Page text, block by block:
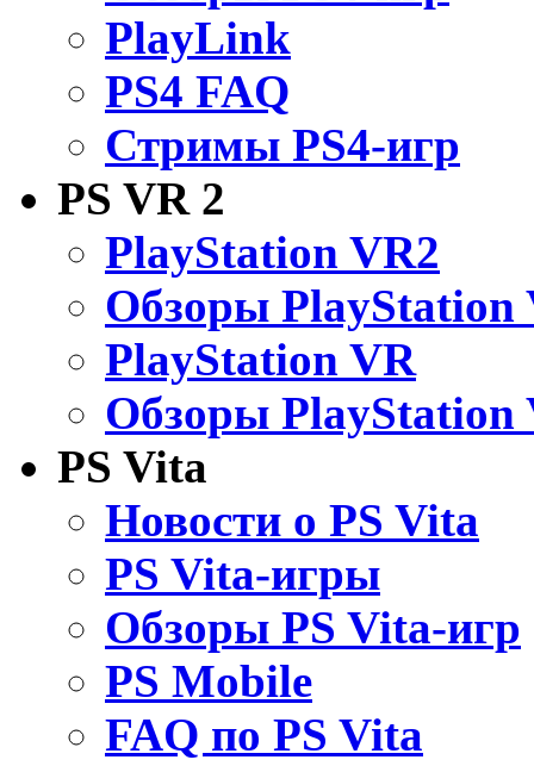
PlayLink
PS4 FAQ
Стримы PS4-игр
PS VR 2
PlayStation VR2
Обзоры PlayStation
PlayStation VR
Обзоры PlayStation
PS Vita
Новости о PS Vita
PS Vita-игры
Обзоры PS Vita-игр
PS Mobile
FAQ по PS Vita